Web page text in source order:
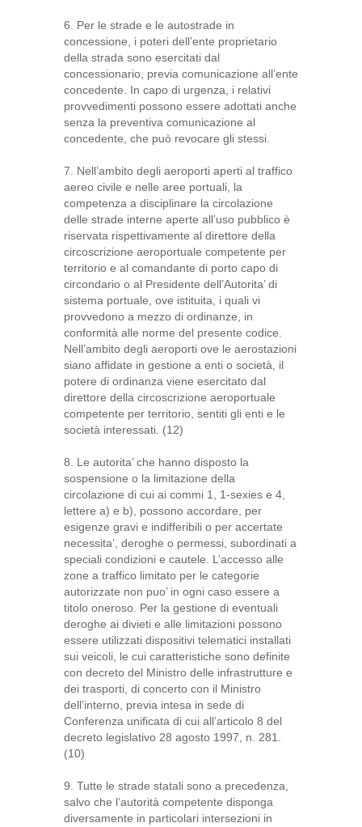
6. Per le strade e le autostrade in
concessione, i poteri dell’ente proprietario
della strada sono esercitati dal
concessionario, previa comunicazione all’ente
concedente. In capo di urgenza, i relativi
provvedimenti possono essere adottati anche
senza la preventiva comunicazione al
concedente, che può revocare gli stessi.
7. Nell’ambito degli aeroporti aperti al traffico
aereo civile e nelle aree portuali, la
competenza a disciplinare la circolazione
delle strade interne aperte all’uso pubblico è
riservata rispettivamente al direttore della
circoscrizione aeroportuale competente per
territorio e al comandante di porto capo di
circondario o al Presidente dell’Autorita’ di
sistema portuale, ove istituita, i quali vi
provvedono a mezzo di ordinanze, in
conformità alle norme del presente codice.
Nell’ambito degli aeroporti ove le aerostazioni
siano affidate in gestione a enti o società, il
potere di ordinanza viene esercitato dal
direttore della circoscrizione aeroportuale
competente per territorio, sentiti gli enti e le
società interessati. (12)
8. Le autorita’ che hanno disposto la
sospensione o la limitazione della
circolazione di cui ai commi 1, 1-sexies e 4,
lettere a) e b), possono accordare, per
esigenze gravi e indifferibili o per accertate
necessita’, deroghe o permessi, subordinati a
speciali condizioni e cautele. L’accesso alle
zone a traffico limitato per le categorie
autorizzate non puo’ in ogni caso essere a
titolo oneroso. Per la gestione di eventuali
deroghe ai divieti e alle limitazioni possono
essere utilizzati dispositivi telematici installati
sui veicoli, le cui caratteristiche sono definite
con decreto del Ministro delle infrastrutture e
dei trasporti, di concerto con il Ministro
dell’interno, previa intesa in sede di
Conferenza unificata di cui all’articolo 8 del
decreto legislativo 28 agosto 1997, n. 281.
(10)
9. Tutte le strade statali sono a precedenza,
salvo che l’autorità competente disponga
diversamente in particolari intersezioni in